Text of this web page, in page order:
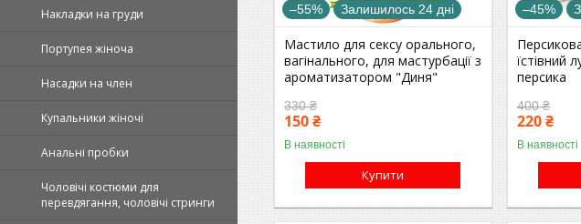
Накладки на груди
Портупея жіноча
Насадки на член
Купальники жіночі
Анальні пробки
Чоловічі костюми для
перевдягання, чоловічі стринги
–55% Залишилось 24 дні
Мастило для сексу орального,
вагінального, для мастурбації з
ароматизатором "Диня"
330 ₴
150 ₴
В наявності
Купити
–45%
їстівний
персика
400 ₴
220 ₴
В наявності